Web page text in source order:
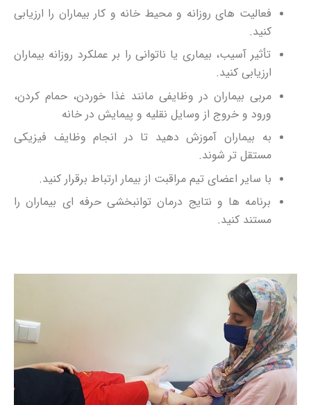
فعالیت های روزانه و محیط خانه و کار بیماران را ارزیابی
کنید.
تأثیر آسیب، بیماری یا ناتوانی را بر عملکرد روزانه بیماران
ارزیابی کنید.
مربی بیماران در وظایفی مانند غذا خوردن، حمام کردن،
ورود و خروج از وسایل نقلیه و پیمایش در خانه
به بیماران آموزش دهید تا در انجام وظایف فیزیکی
مستقل تر شوند.
با سایر اعضای تیم مراقبت از بیمار ارتباط برقرار کنید.
برنامه ها و نتایج درمان توانبخشی حرفه ای بیماران را
مستند کنید.